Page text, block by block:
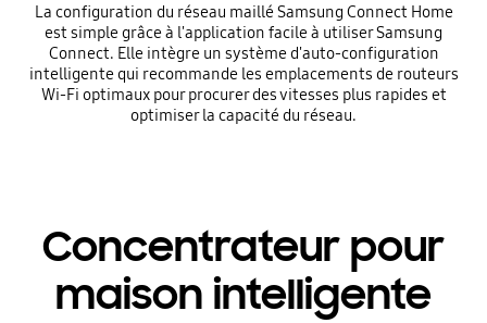
La configuration du réseau maillé Samsung Connect Home
est simple grâce à l'application facile à utiliser Samsung
Connect. Elle intègre un système d'auto-configuration
intelligente qui recommande les emplacements de routeurs
Wi-Fi optimaux pour procurer des vitesses plus rapides et
optimiser la capacité du réseau.
Concentrateur pour
maison intelligente